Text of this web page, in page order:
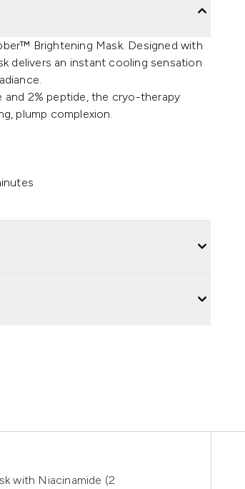
Brightening Mask. Designed with
delivers an instant cooling sensation
and 2% peptide, the cryo-therapy
plump complexion.
with Niacinamide (2